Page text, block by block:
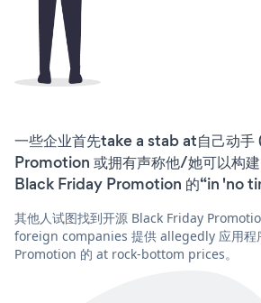
一些企业首先take a stab at自己动
Promotion 或拥有声称他/她可以构
Black Friday Promotion 的“in 'no
其他人试图找到开源 Black Friday
foreign companies 提供 allegedly 应用程
Promotion 的 at rock-bottom prices。